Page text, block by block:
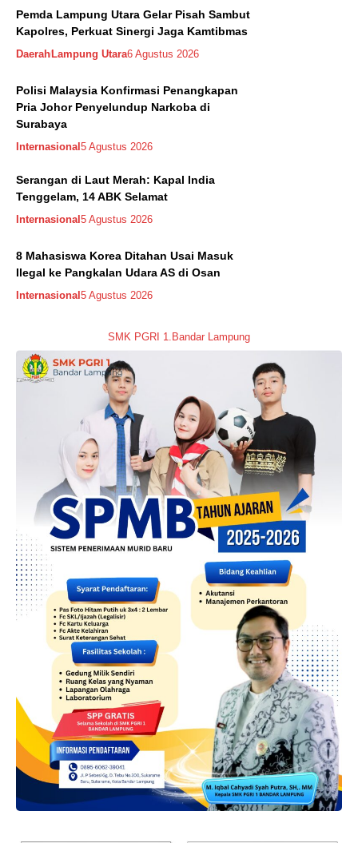
Pemda Lampung Utara Gelar Pisah Sambut
Kapolres, Perkuat Sinergi Jaga Kamtibmas
DaerahLampung Utara6 Agustus 2026
Polisi Malaysia Konfirmasi Penangkapan
Pria Johor Penyelundup Narkoba di
Surabaya
Internasional 5 Agustus 2026
Serangan di Laut Merah: Kapal India
Tenggelam, 14 ABK Selamat
Internasional 5 Agustus 2026
8 Mahasiswa Korea Ditahan Usai Masuk
Ilegal ke Pangkalan Udara AS di Osan
Internasional 5 Agustus 2026
SMK PGRI 1.Bandar Lampung